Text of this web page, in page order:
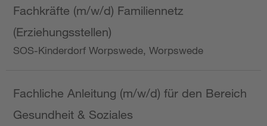
Fachkräfte (m/w/d) Familiennetz
(Erziehungsstellen)
SOS-Kinderdorf Worpswede, Worpswede
Fachliche Anleitung (m/w/d) für den Bereich
Gesundheit & Soziales